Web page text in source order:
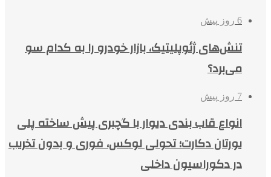
6 روز پیش
تنش‌های ژئوپلیتیک، بازار خودرو را به کدام سو
می‌برد؟
7 روز پیش
انواع قاب بندی دیوار با گچبری پیش ساخته پلی
یورتان دکارت؛ تحولی لوکس، فوری و بدون تخریب
در دکوراسیون داخلی